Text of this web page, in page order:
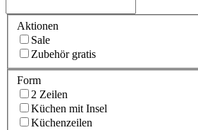
Aktionen
Sale
Zubehör gratis
Form
2 Zeilen
Küchen mit Insel
Küchenzeilen